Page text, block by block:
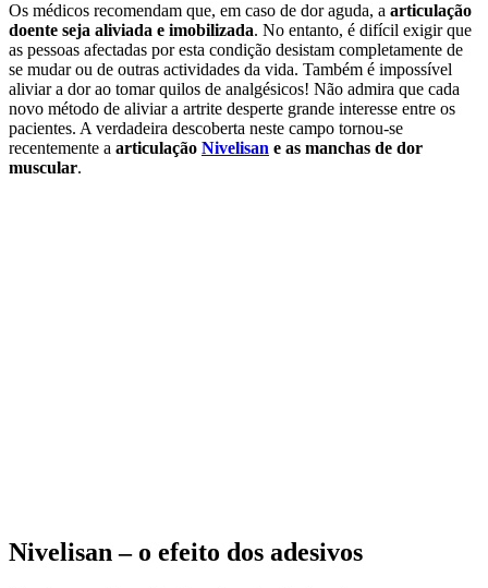
Os médicos recomendam que, em caso de dor aguda, a articulação
doente seja aliviada e imobilizada. No entanto, é difícil exigir que
as pessoas afectadas por esta condição desistam completamente de
se mudar ou de outras actividades da vida. Também é impossível
aliviar a dor ao tomar quilos de analgésicos! Não admira que cada
novo método de aliviar a artrite desperte grande interesse entre os
pacientes. A verdadeira descoberta neste campo tornou-se
recentemente a articulação Nivelisan e as manchas de dor
muscular.
Nivelisan – o efeito dos adesivos